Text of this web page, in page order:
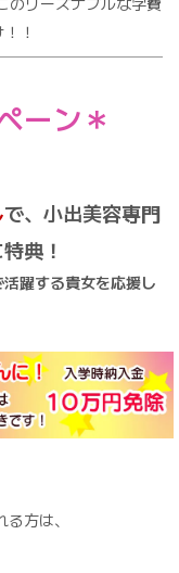
！
ーン＊
で、小出美容専門
典！
躍する貴女を応援し
る方は、